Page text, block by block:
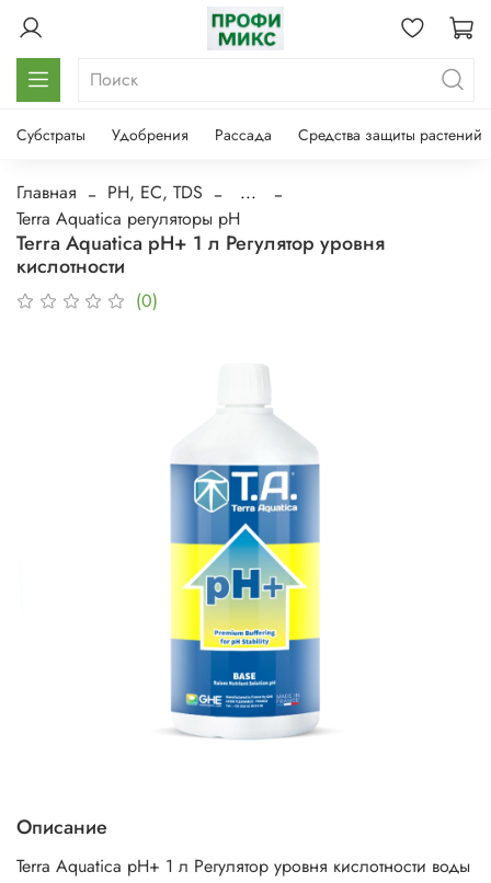
Субстраты Удобрения Рассада Средства защиты растений
Главная PH, EC, TDS
...
Terra Aquatica регуляторы pH
Terra Aquatica pH+ 1 л Регулятор уровня
кислотности
(0)
Описание
Terra Aquatica pH+ 1 л Регулятор уровня кислотности воды